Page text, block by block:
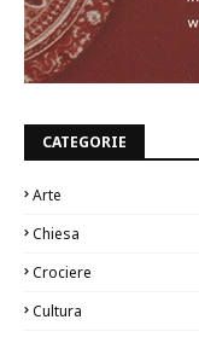
CATEGORIE
Arte
Chiesa
Crociere
Cultura